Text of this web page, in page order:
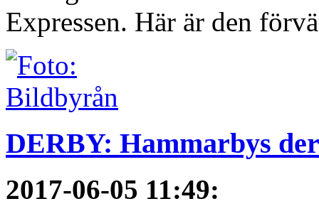
Expressen. Här är den
DERBY: Hammarbys
2017-06-05 11:49: